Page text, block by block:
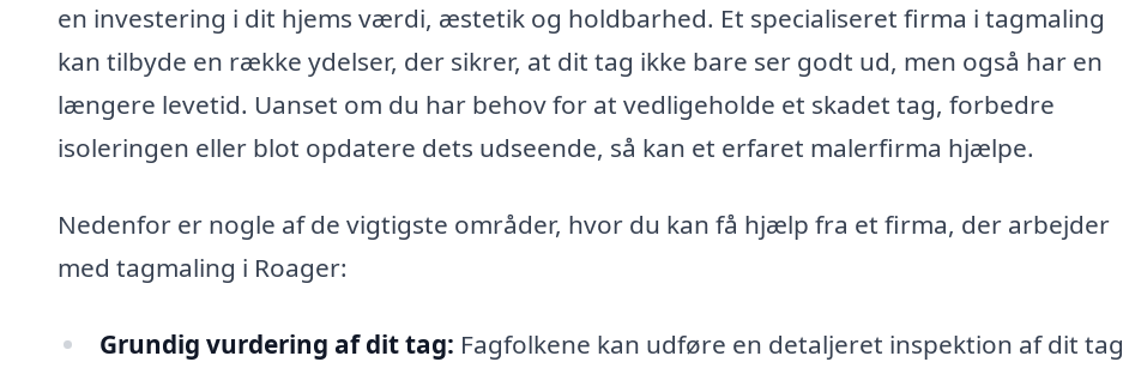
en investering i dit hjems værdi, æstetik og holdbarhed. Et specialiseret firma i tagmaling
kan tilbyde en række ydelser, der sikrer, at dit tag ikke bare ser godt ud, men også har en
længere levetid. Uanset om du har behov for at vedligeholde et skadet tag, forbedre
isoleringen eller blot opdatere dets udseende, så kan et erfaret malerfirma hjælpe.
Nedenfor er nogle af de vigtigste områder, hvor du kan få hjælp fra et firma, der arbejder
med tagmaling i Roager:
Grundig vurdering af dit tag: Fagfolkene kan udføre en detaljeret inspektion af dit tag